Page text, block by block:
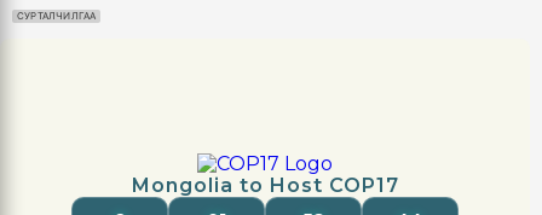
СУРТАЛЧИЛГАА